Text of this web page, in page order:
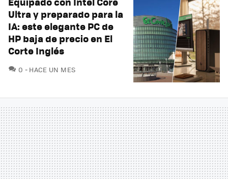
Ultra y preparado para la
IA: este elegante PC de
HP baja de precio en El
Corte Inglés
0 COMENTARIOS
HACE UN MES